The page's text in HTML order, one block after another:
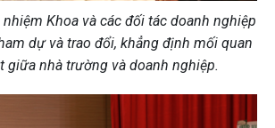
Khoa và các đối tác doanh nghiệp
dự và trao đổi, khẳng định mối quan
giữa nhà trường và doanh nghiệp.